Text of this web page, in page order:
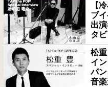
【
ブ
出
タ
松重
イ
パ
音